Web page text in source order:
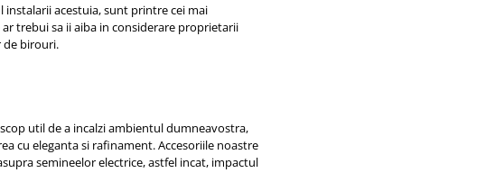
instalarii acestuia, sunt printre cei mai
trebui sa ii aiba in considerare proprietarii
de birouri.
util de a incalzi ambientul dumneavostra,
cu eleganta si rafinament. Accesoriile noastre
semineelor electrice, astfel incat, impactul